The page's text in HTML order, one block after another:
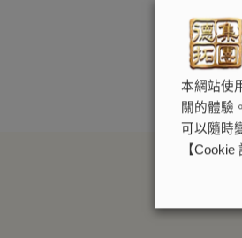
本網站使
關的體驗
可以隨時
【Cookie